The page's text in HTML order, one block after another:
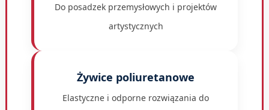
Do posadzek przemysłowych i projektów
artystycznych
Żywice poliuretanowe
Elastyczne i odporne rozwiązania do